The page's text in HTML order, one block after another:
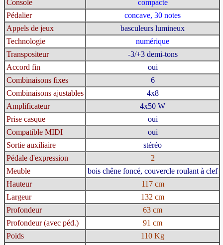
Console
compacte
Pédalier
concave, 30 notes
Appels de jeux
basculeurs lumineux
Technologie
numérique
Transpositeur
-3/+3 demi-tons
Accord fin
oui
Combinaisons fixes
6
Combinaisons ajustables
4x8
Amplificateur
4x50 W
Prise casque
oui
Compatible MIDI
oui
Sortie auxiliaire
stéréo
Pédale d'expression
2
Meuble
bois chêne foncé, couvercle roulant à clef
Hauteur
117 cm
Largeur
132 cm
Profondeur
63 cm
Profondeur (avec péd.)
91 cm
Poids
110 Kg